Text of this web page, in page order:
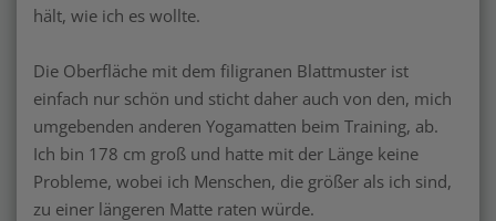
hält, wie ich es wollte.
Die Oberfläche mit dem filigranen Blattmuster ist
einfach nur schön und sticht daher auch von den, mich
umgebenden anderen Yogamatten beim Training, ab.
Ich bin 178 cm groß und hatte mit der Länge keine
Probleme, wobei ich Menschen, die größer als ich sind,
zu einer längeren Matte raten würde.